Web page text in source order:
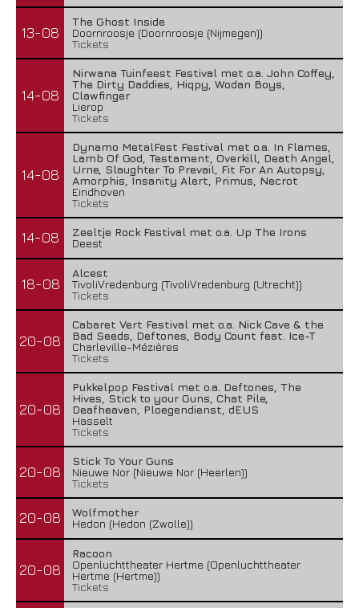
13-08
The Ghost Inside
Doornroosje (Doornroosje (Nijmegen))
Tickets
14-08
Nirwana Tuinfeest Festival met o.a. John Coffey,
The Dirty Daddies, Hiqpy, Wodan Boys,
Clawfinger
Lierop
Tickets
14-08
Dynamo MetalFest Festival met o.a. In Flames,
Lamb Of God, Testament, Overkill, Death Angel,
Urne, Slaughter To Prevail, Fit For An Autopsy,
Amorphis, Insanity Alert, Primus, Necrot
Eindhoven
Tickets
14-08
Zeeltje Rock Festival met o.a. Up The Irons
Deest
18-08
Alcest
TivoliVredenburg (TivoliVredenburg (Utrecht))
Tickets
20-08
Cabaret Vert Festival met o.a. Nick Cave & the
Bad Seeds, Deftones, Body Count feat. Ice-T
Charleville-Mézières
Tickets
20-08
Pukkelpop Festival met o.a. Deftones, The
Hives, Stick to your Guns, Chat Pile,
Deafheaven, Ploegendienst, dEUS
Hasselt
Tickets
20-08
Stick To Your Guns
Nieuwe Nor (Nieuwe Nor (Heerlen))
Tickets
20-08
Wolfmother
Hedon (Hedon (Zwolle))
20-08
Racoon
Openluchttheater Hertme (Openluchttheater
Hertme (Hertme))
Tickets